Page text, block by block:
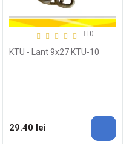
0
KTU - Lant 9x27 KTU-10
29.40 lei